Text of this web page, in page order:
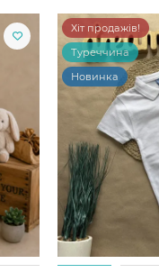
Хіт продажів!
Туреччина
Новинка